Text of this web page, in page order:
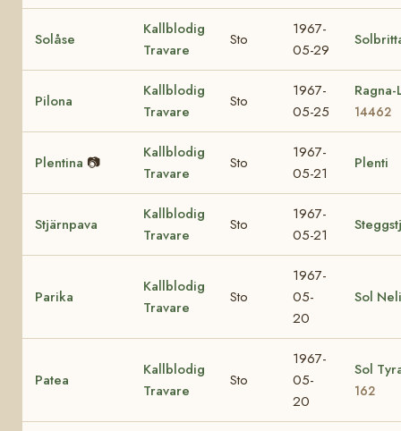
Solåse
Kallblodig
Travare
Sto
1967-
05-29
Pilona
Kallblodig
Travare
Sto
1967-
05-25
14462
Plentina 📷
Kallblodig
Travare
Sto
1967-
05-21
Plenti
Stjärnpava
Kallblodig
Travare
Sto
1967-
05-21
Parika
Kallblodig
Travare
Sto
1967-
05-
20
Sol Neli
Patea
Kallblodig
Travare
Sto
1967-
05-
20
Sol
162